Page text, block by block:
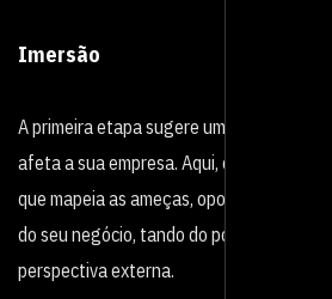
Imersão
A primeira etapa sugere um mergulho em
afeta a sua empresa. Aqui, é válido
que mapeia as ameças, oportunidades,
do seu negócio, tando do ponto de vista
perspectiva externa.